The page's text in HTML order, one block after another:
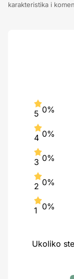
karakteristika i
5 0%
4 0%
3 0%
2 0%
1 0%
Ukoliko